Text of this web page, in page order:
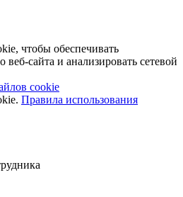
чтобы обеспечивать
сайта и анализировать сетевой
cookie
Правила использования